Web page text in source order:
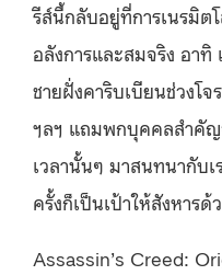
รีส์นี้กลับอยู่ที่การเนรมิต
อลังการและสมจริง อาทิ
ชายฝั่งคาริบเบียนช่วงโ
ฯลฯ แถมพกบุคคลสำคัญ
เวลานั้นๆ มาสนทนากับ
ครั้งก็เป็นเป้าให้สังหารด้
Assassin’s Creed: